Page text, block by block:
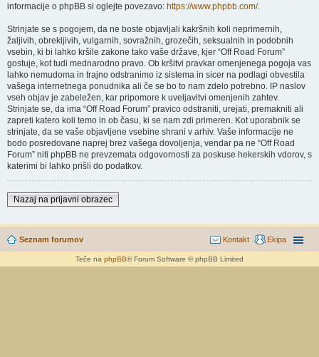
informacije o phpBB si oglejte povezavo: https://www.phpbb.com/.
Strinjate se s pogojem, da ne boste objavljali kakršnih koli neprimernih,
žaljivih, obrekljivih, vulgarnih, sovražnih, grozečih, seksualnih in podobnih
vsebin, ki bi lahko kršile zakone tako vaše države, kjer “Off Road Forum”
gostuje, kot tudi mednarodno pravo. Ob kršitvi pravkar omenjenega pogoja vas
lahko nemudoma in trajno odstranimo iz sistema in sicer na podlagi obvestila
vašega internetnega ponudnika ali če se bo to nam zdelo potrebno. IP naslov
vseh objav je zabeležen, kar pripomore k uveljavitvi omenjenih zahtev.
Strinjate se, da ima “Off Road Forum” pravico odstraniti, urejati, premakniti ali
zapreti katero koli temo in ob času, ki se nam zdi primeren. Kot uporabnik se
strinjate, da se vaše objavljene vsebine shrani v arhiv. Vaše informacije ne
bodo posredovane naprej brez vašega dovoljenja, vendar pa ne “Off Road
Forum” niti phpBB ne prevzemata odgovornosti za poskuse hekerskih vdorov, s
katerimi bi lahko prišli do podatkov.
Nazaj na prijavni obrazec
Seznam forumov Ekipa
Kontakt
Teče na phpBB® Forum Software © phpBB Limited